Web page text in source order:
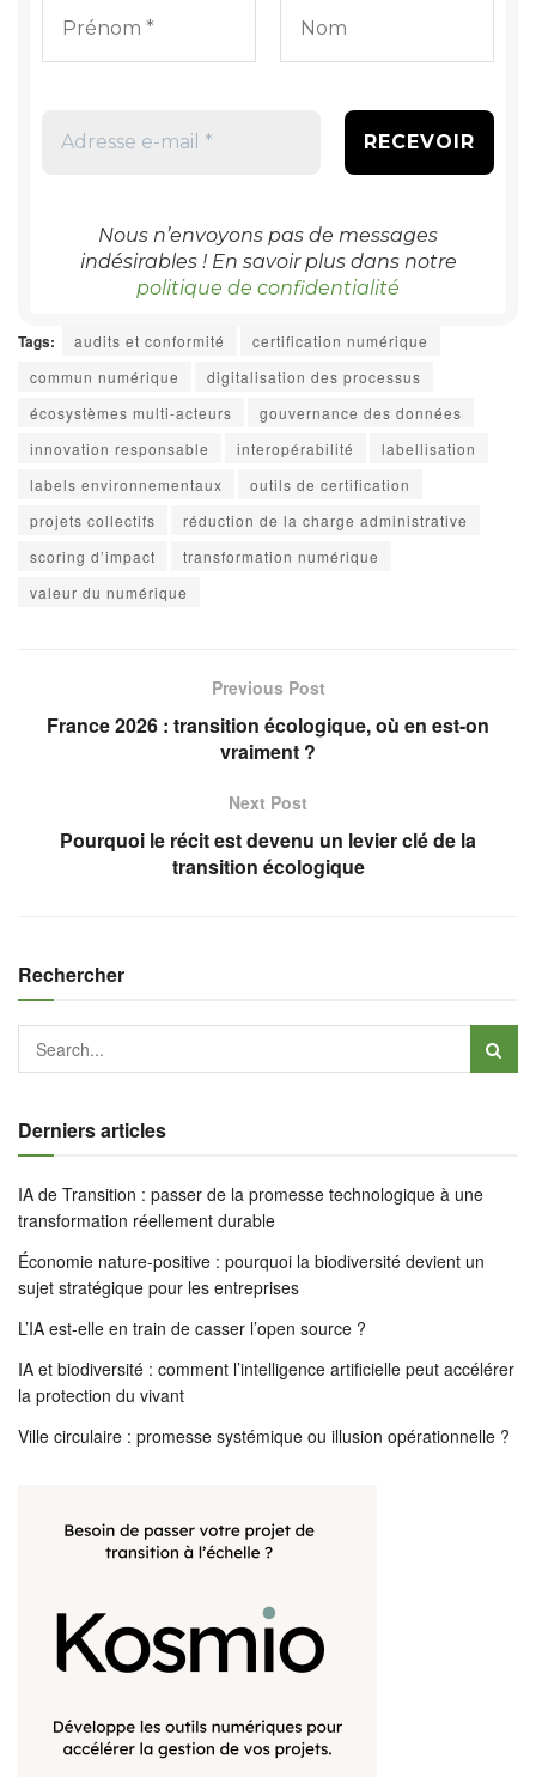
Nous n’envoyons pas de messages
indésirables ! En savoir plus dans notre
politique de confidentialité
Tags: audits et conformité
certification numérique
commun numérique
digitalisation des processus
écosystèmes multi-acteurs
gouvernance des données
innovation responsable
interopérabilité
labellisation
labels environnementaux
outils de certification
projets collectifs
réduction de la charge administrative
scoring d’impact
transformation numérique
valeur du numérique
Previous Post
France 2026 : transition écologique, où en est-on
vraiment ?
Next Post
Pourquoi le récit est devenu un levier clé de la
transition écologique
Rechercher
Derniers articles
IA de Transition : passer de la promesse technologique à une
transformation réellement durable
Économie nature-positive : pourquoi la biodiversité devient un
sujet stratégique pour les entreprises
L’IA est-elle en train de casser l’open source ?
IA et biodiversité : comment l’intelligence artificielle peut accélérer
la protection du vivant
Ville circulaire : promesse systémique ou illusion opérationnelle ?